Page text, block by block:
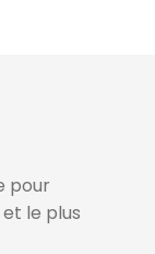
pour
le plus